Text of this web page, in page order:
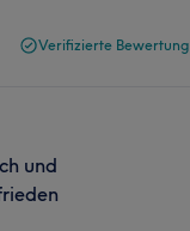
Verifizierte Bewertung
und